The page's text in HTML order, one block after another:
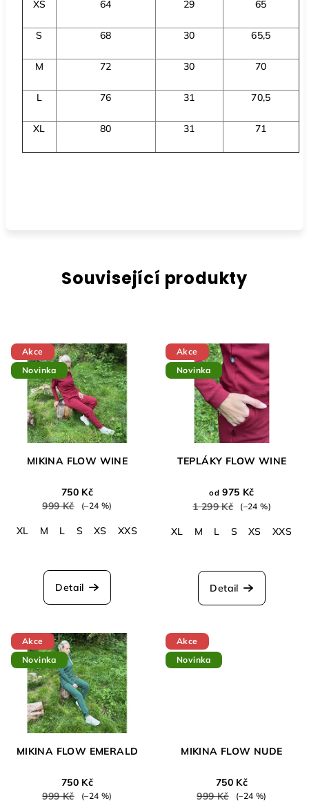
XS 64 29 65
S 68 30 65,5
M 72 30 70
L 76 31 70,5
XL 80 31 71
Související produkty
Akce
Novinka
MIKINA FLOW WINE
750 Kč
999 Kč
(–24 %)
XL M L S XS XXS
Detail
Akce
Novinka
TEPLÁKY FLOW WINE
od 975 Kč
1 299 Kč
(–24 %)
XL M L S XS XXS
hodnocení
produktu
Detail
Akce
Novinka
MIKINA FLOW EMERALD
750 Kč
999 Kč
(–24 %)
Akce
Novinka
MIKINA FLOW NUDE
750 Kč
999 Kč
(–24 %)